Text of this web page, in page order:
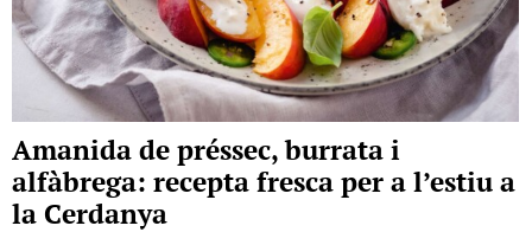
Amanida de préssec, burrata i
alfàbrega: recepta fresca per a l’estiu a
la Cerdanya